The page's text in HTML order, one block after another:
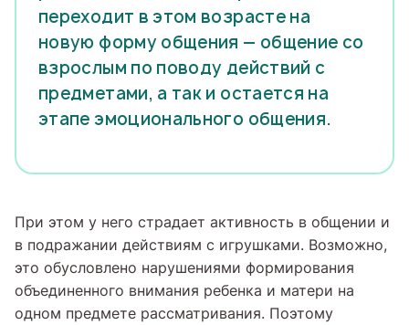
переходит в этом возрасте на
новую форму общения — общение со
взрослым по поводу действий с
предметами, а так и остается на
этапе эмоционального общения.
При этом у него страдает активность в общении и
в подражании действиям с игрушками. Возможно,
это обусловлено нарушениями формирования
объединенного внимания ребенка и матери на
одном предмете рассматривания. Поэтому